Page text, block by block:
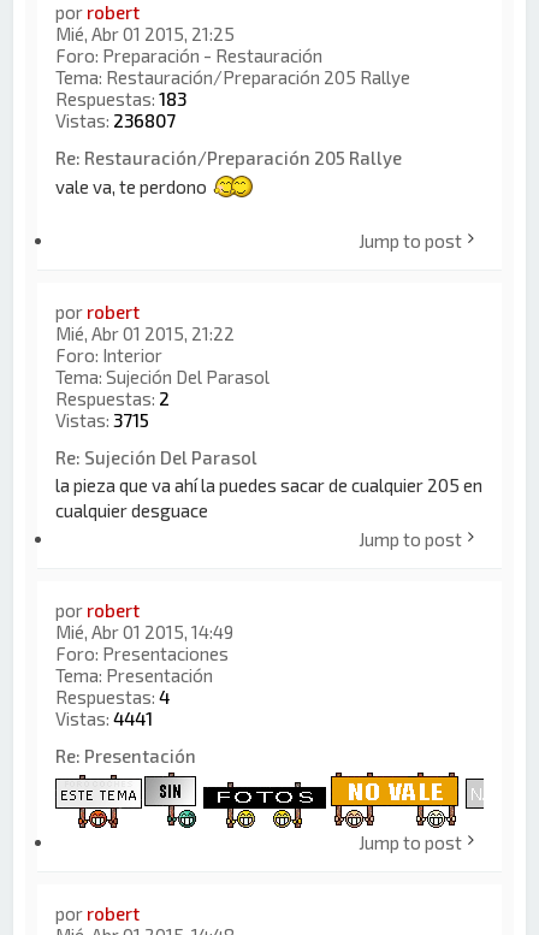
por robert
Mié, Abr 01 2015, 21:25
Foro: Preparación - Restauración
Tema: Restauración/Preparación 205 Rallye
Respuestas:183
Vistas: 236807
Re: Restauración/Preparación 205 Rallye
vale va, te perdono
Jump to post
por robert
Mié, Abr 01 2015, 21:22
Foro: Interior
Tema:Sujeción Del Parasol
Respuestas: 2
Vistas: 3715
Re: Sujeción Del Parasol
la pieza que va ahí la puedes sacar de cualquier 205 en
cualquier desguace
Jump to post
por robert
Mié, Abr 01 2015, 14:49
Foro: Presentaciones
Tema: Presentación
Respuestas:4
Vistas:4441
Re: Presentación
Jump to post
por robert